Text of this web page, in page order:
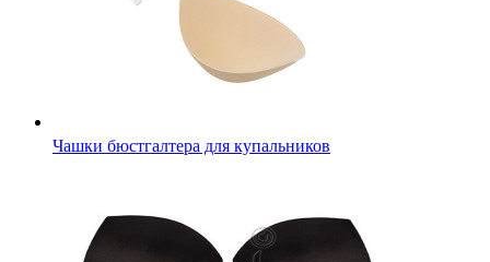
Чашки бюстгалтера для купальников